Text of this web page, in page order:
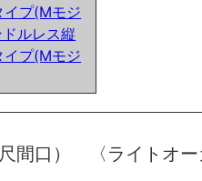
イプ(Mモジ
ルレス縦
イプ(Mモジ
口） 〈ライトオー